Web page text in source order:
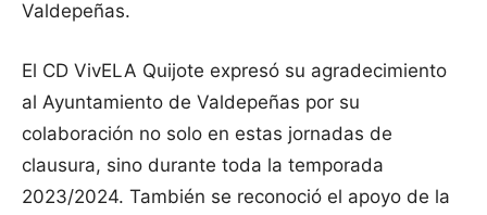
Valdepeñas.
El CD VivELA Quijote expresó su agradecimiento
al Ayuntamiento de Valdepeñas por su
colaboración no solo en estas jornadas de
clausura, sino durante toda la temporada
2023/2024. También se reconoció el apoyo de la